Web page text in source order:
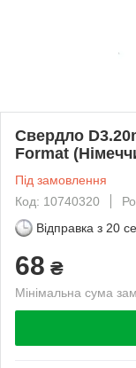
Свердло
Format
Під замовлення
Код: 10740320
Відправка з 20
68 ₴
Мінімальна сума